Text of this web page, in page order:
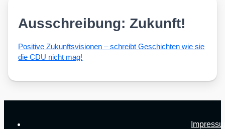
Ausschreibung: Zukunft!
Posi­ti­ve Zukunfts­vi­sio­nen – schreibt Geschich­ten wie sie
die CDU nicht mag!